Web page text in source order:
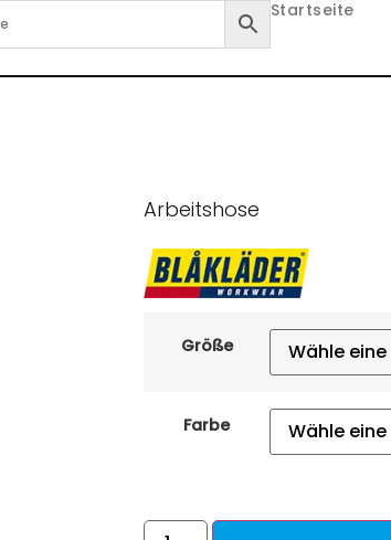
Startseite
Arbeitshose
Größe
Farbe